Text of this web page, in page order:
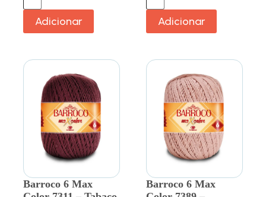
Adicionar Adicionar
Barroco 6 Max
Barroco 6 Max